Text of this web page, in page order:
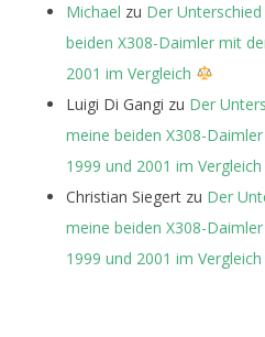
Michael zu Der
beiden X308-Daimler mit
2001 im Vergleich
Luigi Di Gangi zu Der
meine beiden X308-
1999 und 2001 im Vergleich
Christian Siegert zu Der
meine beiden X308-
1999 und 2001 im Vergleich